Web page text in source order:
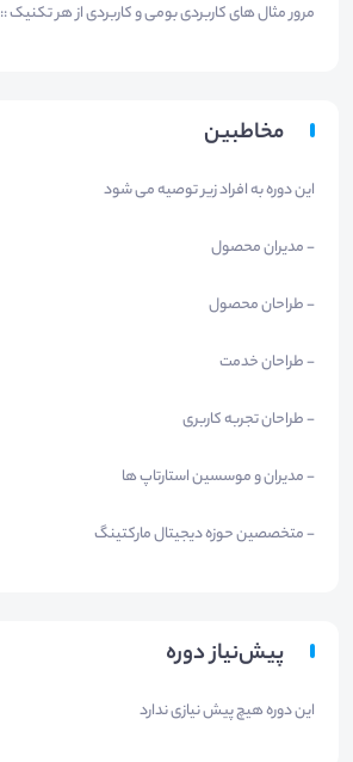
مرور مثال های کاربردی بومی و کاربردی از هر تکنیک :: ۱۰ الی ۱۵ دقیقه
مخاطبین
این دوره به افراد زیر توصیه می شود
- مدیران محصول
- طراحان محصول
- طراحان خدمت
- طراحان تجربه کاربری
- مدیران و موسسین استارتاپ ها
- متخصصین حوزه دیجیتال مارکتینگ
پیش‌نیاز دوره
این دوره هیچ پیش نیازی ندارد